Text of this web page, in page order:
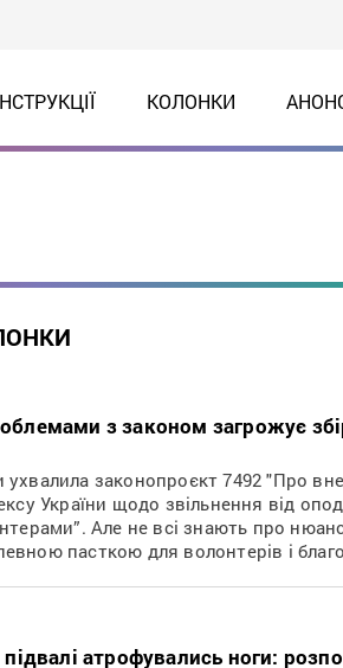
КОЛОНКИ
з законом загрожує
законопроєкт 7492 "Про
України щодо звільнення від
Але не всі знають про
пасткою для волонтерів і
атрофувались ноги: